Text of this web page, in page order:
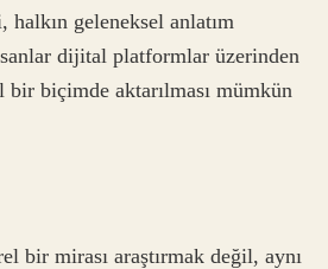
geleneksel anlatım
dijital platformlar üzerinden
biçimde aktarılması mümkün
bir mirası araştırmak değil, aynı